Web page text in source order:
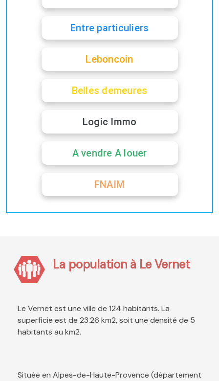
Entre particuliers
Leboncoin
Belles demeures
Logic Immo
A vendre A louer
FNAIM
La population à Le Vernet
Le Vernet est une ville de 124 habitants. La
superficie est de 23.26 km2, soit une densité de 5
habitants au km2.
Située en Alpes-de-Haute-Provence (département